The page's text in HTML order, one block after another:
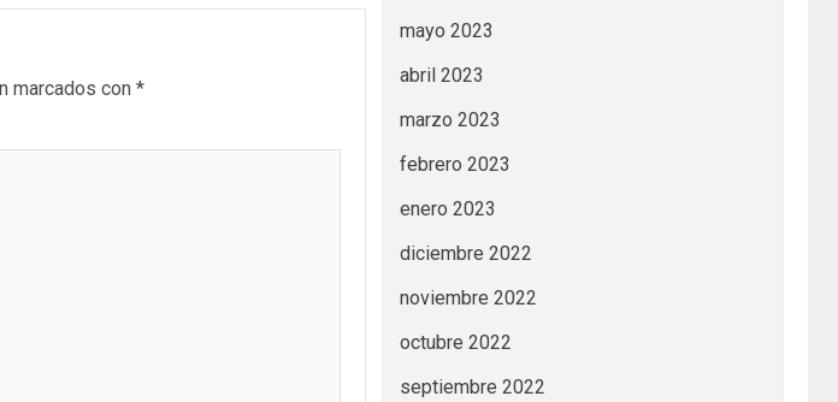
marcados con *
mayo 2023
abril 2023
marzo 2023
febrero 2023
enero 2023
diciembre 2022
noviembre 2022
octubre 2022
septiembre 2022